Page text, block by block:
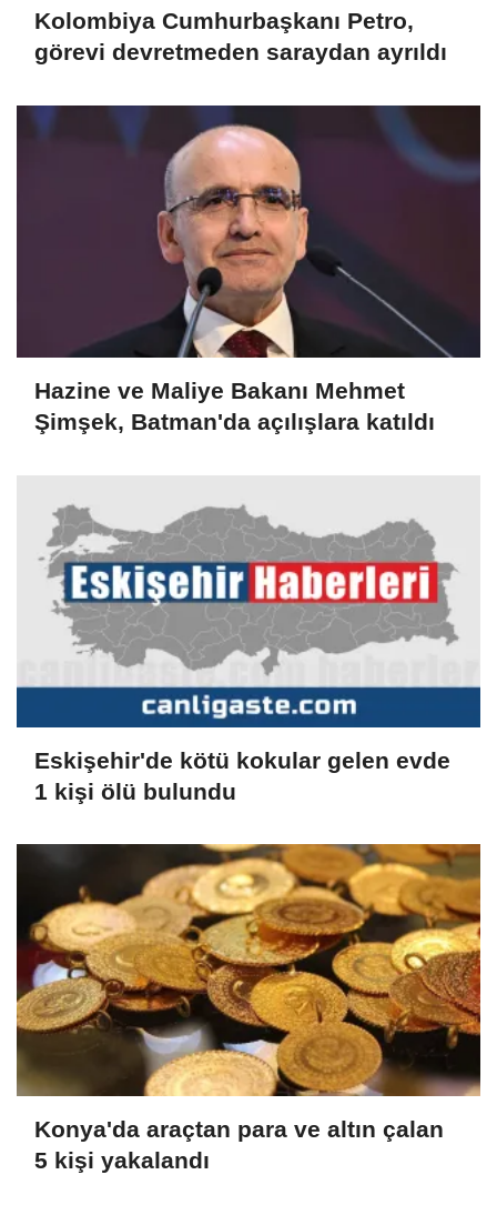
Kolombiya Cumhurbaşkanı Petro,
görevi devretmeden saraydan ayrıldı
Hazine ve Maliye Bakanı Mehmet
Şimşek, Batman'da açılışlara katıldı
Eskişehir'de kötü kokular gelen evde
1 kişi ölü bulundu
Konya'da araçtan para ve altın çalan
5 kişi yakalandı